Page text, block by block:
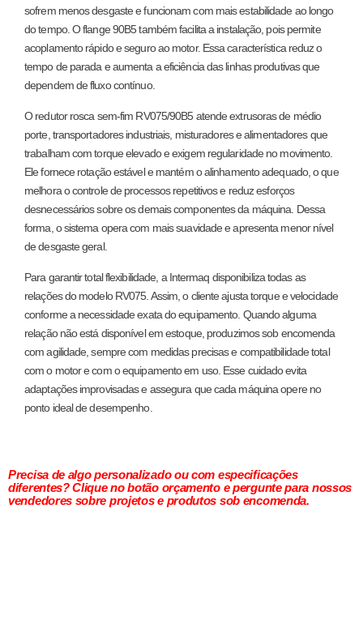
sofrem menos desgaste e funcionam com mais estabilidade ao longo
do tempo. O flange 90B5 também facilita a instalação, pois permite
acoplamento rápido e seguro ao motor. Essa característica reduz o
tempo de parada e aumenta a eficiência das linhas produtivas que
dependem de fluxo contínuo.
O redutor rosca sem-fim RV075/90B5 atende extrusoras de médio
porte, transportadores industriais, misturadores e alimentadores que
trabalham com torque elevado e exigem regularidade no movimento.
Ele fornece rotação estável e mantém o alinhamento adequado, o que
melhora o controle de processos repetitivos e reduz esforços
desnecessários sobre os demais componentes da máquina. Dessa
forma, o sistema opera com mais suavidade e apresenta menor nível
de desgaste geral.
Para garantir total flexibilidade, a Intermaq disponibiliza todas as
relações do modelo RV075. Assim, o cliente ajusta torque e velocidade
conforme a necessidade exata do equipamento. Quando alguma
relação não está disponível em estoque, produzimos sob encomenda
com agilidade, sempre com medidas precisas e compatibilidade total
com o motor e com o equipamento em uso. Esse cuidado evita
adaptações improvisadas e assegura que cada máquina opere no
ponto ideal de desempenho.
Precisa de algo personalizado ou com especificações
diferentes? Clique no botão orçamento e pergunte para nossos
vendedores sobre projetos e produtos sob encomenda.